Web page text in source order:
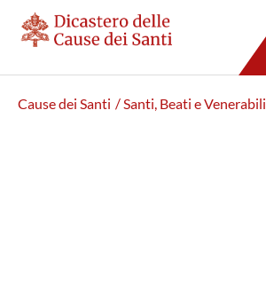
Cause dei Santi / Santi, Beati e Venerabili